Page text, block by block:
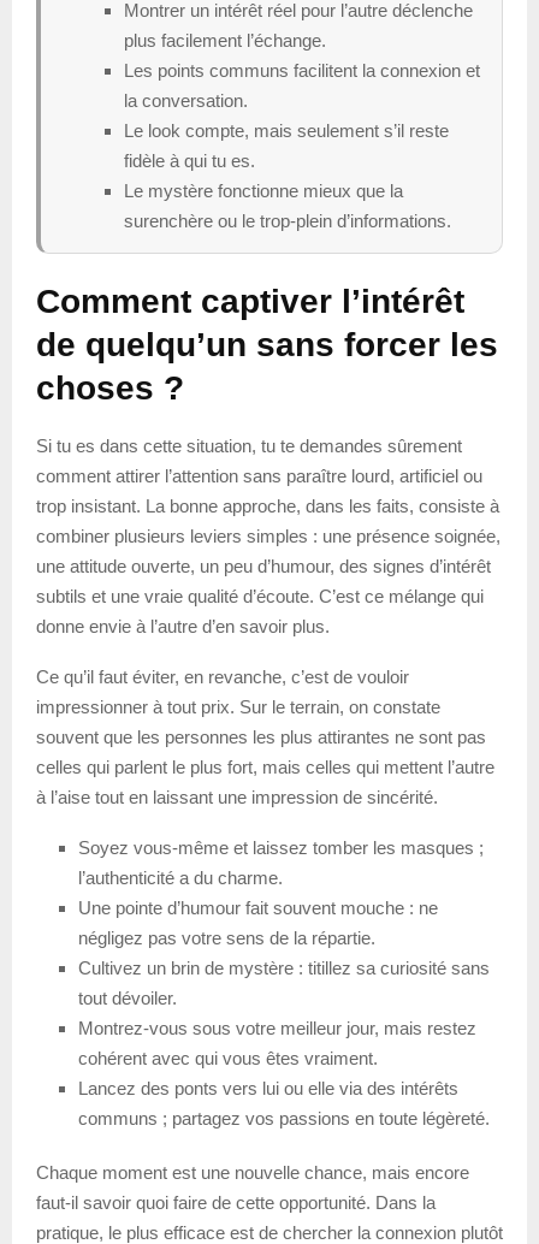
Montrer un intérêt réel pour l’autre déclenche
plus facilement l’échange.
Les points communs facilitent la connexion et
la conversation.
Le look compte, mais seulement s’il reste
fidèle à qui tu es.
Le mystère fonctionne mieux que la
surenchère ou le trop-plein d’informations.
Comment captiver l’intérêt
de quelqu’un sans forcer les
choses ?
Si tu es dans cette situation, tu te demandes sûrement
comment attirer l’attention sans paraître lourd, artificiel ou
trop insistant. La bonne approche, dans les faits, consiste à
combiner plusieurs leviers simples : une présence soignée,
une attitude ouverte, un peu d’humour, des signes d’intérêt
subtils et une vraie qualité d’écoute. C’est ce mélange qui
donne envie à l’autre d’en savoir plus.
Ce qu’il faut éviter, en revanche, c’est de vouloir
impressionner à tout prix. Sur le terrain, on constate
souvent que les personnes les plus attirantes ne sont pas
celles qui parlent le plus fort, mais celles qui mettent l’autre
à l’aise tout en laissant une impression de sincérité.
Soyez vous-même et laissez tomber les masques ;
l’authenticité a du charme.
Une pointe d’humour fait souvent mouche : ne
négligez pas votre sens de la répartie.
Cultivez un brin de mystère : titillez sa curiosité sans
tout dévoiler.
Montrez-vous sous votre meilleur jour, mais restez
cohérent avec qui vous êtes vraiment.
Lancez des ponts vers lui ou elle via des intérêts
communs ; partagez vos passions en toute légèreté.
Chaque moment est une nouvelle chance, mais encore
faut-il savoir quoi faire de cette opportunité. Dans la
pratique, le plus efficace est de chercher la connexion plutôt